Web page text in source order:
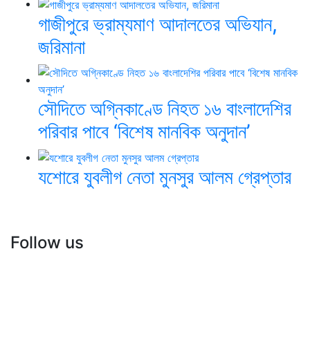
গাজীপুরে ভ্রাম্যমাণ আদালতের অভিযান,
জরিমানা
সৌদিতে অগ্নিকাণ্ডে নিহত ১৬ বাংলাদেশির
পরিবার পাবে ‘বিশেষ মানবিক অনুদান’
যশোরে যুবলীগ নেতা মুনসুর আলম গ্রেপ্তার
Follow us